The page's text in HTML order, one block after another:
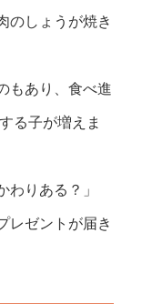
のしょうが焼き
もあり、食べ進
る子が増えま
わりある？」
レゼントが届き